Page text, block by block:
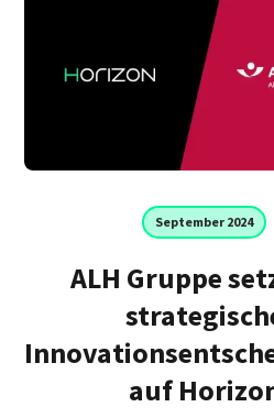
September 2024
ALH Gruppe
auf